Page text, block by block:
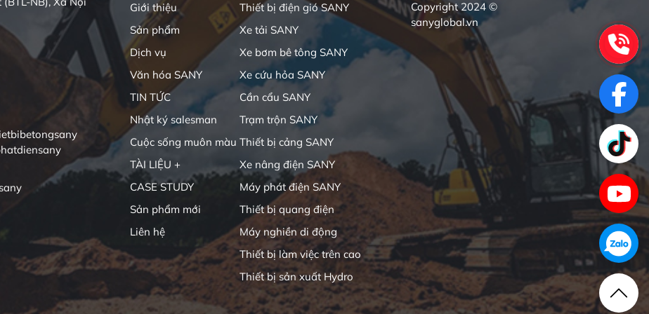
Giới thiệu
Sản phẩm
Dịch vụ
Văn hóa SANY
TIN TỨC
Nhật ký salesman
Cuộc sống muôn màu
TÀI LIỆU +
CASE STUDY
Sản phẩm mới
Liên hệ
Thiết bị điện gió SANY
Xe tải SANY
Xe bơm bê tông SANY
Xe cứu hỏa SANY
Cần cẩu SANY
Trạm trộn SANY
Thiết bị cảng SANY
Xe nâng điện SANY
Máy phát điện SANY
Thiết bị quang điện
Máy nghiền di động
Thiết bị làm việc trên cao
Thiết bị sản xuất Hydro
Copyright 2024 ©
sanyglobal.vn